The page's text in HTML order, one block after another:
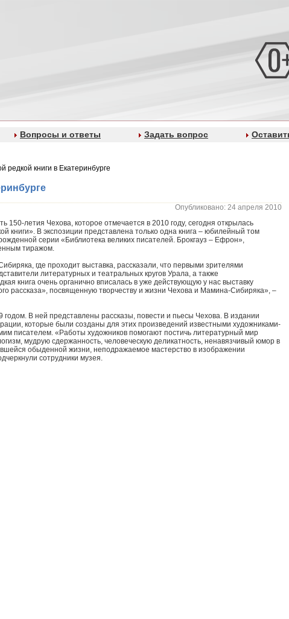
Вопросы и ответы Задать вопрос
редкой книги в Екатеринбурге
Опубликовано: 24 апреля 2010
150-летия Чехова, которое отмечается в 2010 году, сегодня открылась
книги». В экспозиции представлена только одна книга – юбилейный том
серии «Библиотека великих писателей. Брокгауз – Ефрон»,
тиражом.
где проходит выставка, рассказали, что первыми зрителями
литературных и театральных кругов Урала, а также
книга очень органично вписалась в уже действующую у нас выставку
рассказа», посвященную творчеству и жизни Чехова и Мамина-Сибиряка», –
годом. В ней представлены рассказы, повести и пьесы Чехова. В издании
которые были созданы для этих произведений известными художниками-
писателем. «Работы художников помогают постичь литературный мир
мудрую сдержанность, человеческую деликатность, ненавязчивый юмор в
обыденной жизни, неподражаемое мастерство в изображении
сотрудники музея.